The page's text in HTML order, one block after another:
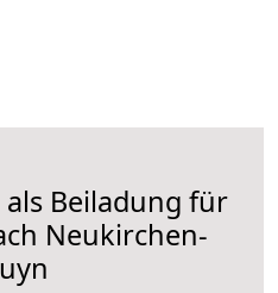
Beiladung für
Neukirchen-